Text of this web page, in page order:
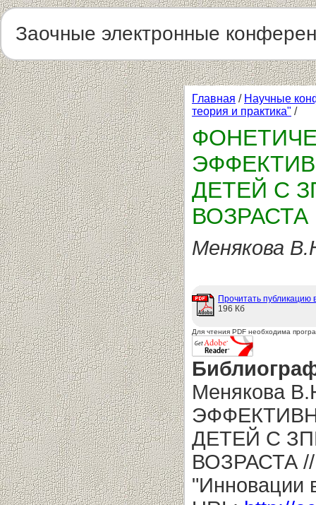
Заочные электронные
Главная / Научные
теория и практика" /
ДЕТЕЙ С
ВОЗРАСТА
Менякова
Прочитать публикацию
196 Кб
Для чтения PDF необходима
Менякова
ДЕТЕЙ С
ВОЗРАСТА //
"Инновации